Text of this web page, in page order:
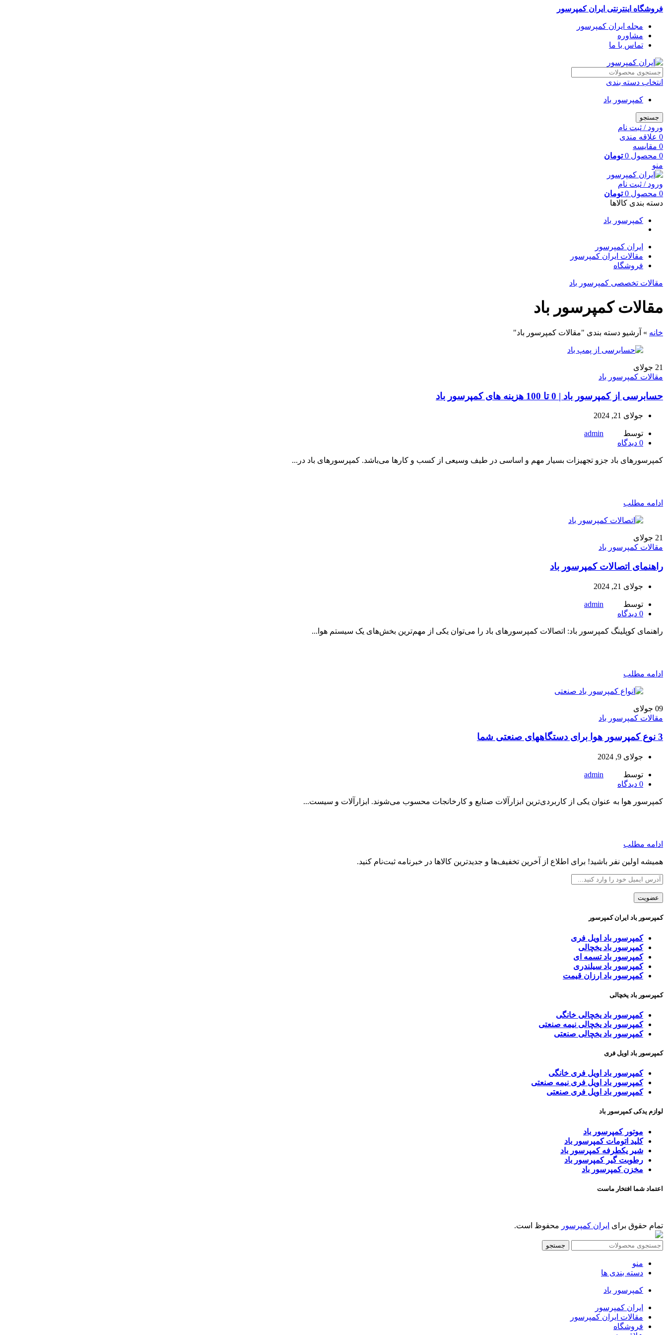
فروشگاه اینترنتی ایران کمپرسور
مجله ایران کمپرسور
مشاوره
تماس با ما
انتخاب دسته بندی
کمپرسور باد
جستجو
ورود / ثبت نام
0 علاقه مندی
0 مقایسه
0 محصول 0 تومان
منو
ورود / ثبت نام
0 محصول 0 تومان
دسته بندی کالاها
کمپرسور باد
ایران کمپرسور
مقالات ایران کمپرسور
فروشگاه
مقالات تخصصی کمپرسور باد
مقالات کمپرسور باد
خانه » آرشیو دسته بندی "مقالات کمپرسور باد"
21 جولای
مقالات کمپرسور باد
حسابرسی از کمپرسور باد | 0 تا 100 هزینه های کمپرسور باد
جولای 21, 2024
توسط
admin
0 دیدگاه
کمپرسورهای باد جزو تجهیزات بسیار مهم و اساسی در طیف وسیعی از کسب ‌و کارها می‌باشد. کمپرسورهای باد در...
ادامه مطلب
21 جولای
مقالات کمپرسور باد
راهنمای اتصالات کمپرسور باد
جولای 21, 2024
توسط
admin
0 دیدگاه
راهنمای کوپلینگ کمپرسور باد: اتصالات کمپرسورهای باد را می‌توان یکی از مهم‌ترین بخش‌های یک سیستم هوا...
ادامه مطلب
09 جولای
مقالات کمپرسور باد
3 نوع کمپرسور هوا برای دستگاههای صنعتی شما
جولای 9, 2024
توسط
admin
0 دیدگاه
کمپرسور هوا به عنوان یکی از کاربردی‌ترین ابزارآلات صنایع و کارخانجات محسوب می‌شوند. ابزارآلات و سیست...
ادامه مطلب
همیشه اولین نفر باشید! برای اطلاع از آخرین تخفیف‌ها و جدیدترین کالاها در خبرنامه ثبت‌نام کنید.
کمپرسور باد ایران کمپرسور
کمپرسور باد اویل فری
کمپرسور باد یخچالی
کمپرسور باد تسمه ای
کمپرسور باد سیلندری
کمپرسور باد ارزان قیمت
کمپرسور باد یخچالی
کمپرسور باد یخچالی خانگی
کمپرسور باد یخچالی نیمه صنعتی
کمپرسور باد یخچالی صنعتی
کمپرسور باد اویل فری
کمپرسور باد اویل فری خانگی
کمپرسور باد اویل فری نیمه صنعتی
کمپرسور باد اویل فری صنعتی
لوازم یدکی کمپرسور باد
موتور کمپرسور باد
کلید اتومات کمپرسور باد
شیر یکطرفه کمپرسور باد
رطوبت گیر کمپرسور باد
مخزن کمپرسور باد
اعتماد شما افتخار ماست
تمام حقوق برای ایران کمپرسور محفوظ است.
جستجو
منو
دسته بندی ها
کمپرسور باد
ایران کمپرسور
مقالات ایران کمپرسور
فروشگاه